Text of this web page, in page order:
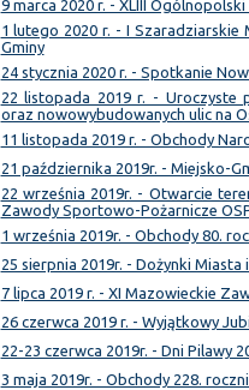
9 marca 2020 r. - XLIII
1 lutego 2020 r. - I
Gminy
24 stycznia 2020 r. - Spotkanie
22 listopada 2019 r. - Uroczyste
oraz nowowybudowanych ulic na
11 listopada 2019 r. - Obchody
21 października 2019r. - Miejsko-
22 września 2019r. - Otwarcie
Zawody Sportowo-Pożarnicze
1 września 2019r. - Obchody 80.
25 sierpnia 2019r. - Dożynki Miasta
7 lipca 2019 r. - XI Mazowieckie
26 czerwca 2019 r. - Wyjątkowy
22-23 czerwca 2019r. - Dni Pilawy
3 maja 2019r. - Obchody 228.